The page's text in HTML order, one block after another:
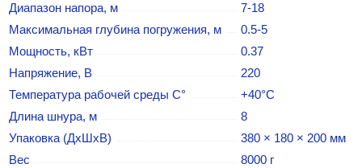
Диапазон напора, м
7-18
Максимальная глубина погружения, м
0.5-5
Мощность, кВт
0.37
Напряжение, В
220
Температура рабочей среды С°
+40°С
Длина шнура, м
8
Упаковка (ДхШхВ)
380 × 180 × 200 мм
Вес
8000 г